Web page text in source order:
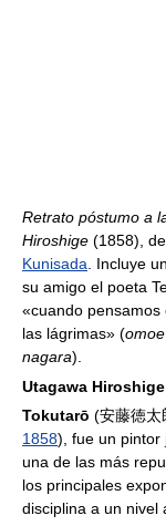
Retrato póstumo a
Hiroshige (1858), de
Kunisada . Incluye
su amigo el poeta
«cuando pensamos
las lágrimas» (
nagara).
Utagawa Hiroshige
Tokutarō (安藤徳太
1858), fue un pintor
una de las más
los principales
disciplina a un nivel